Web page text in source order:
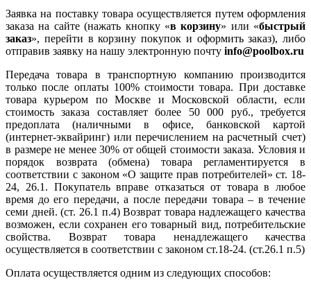
Заявка на поставку товара осуществляется путем оформления
заказа на сайте (нажать кнопку «в корзину» или «быстрый
заказ», перейти в корзину покупок и оформить заказ), либо
отправив заявку на нашу электронную почту info@poolbox.ru
Передача товара в транспортную компанию производится
только после оплаты 100% стоимости товара. При доставке
товара курьером по Москве и Московской области, если
стоимость заказа составляет более 50 000 руб., требуется
предоплата (наличными в офисе, банковской картой
(интернет-эквайринг) или перечислением на расчетный счет)
в размере не менее 30% от общей стоимости заказа. Условия и
порядок возврата (обмена) товара регламентируется в
соответствии с законом «О защите прав потребителей» ст. 18-
24, 26.1. Покупатель вправе отказаться от товара в любое
время до его передачи, а после передачи товара – в течение
семи дней. (ст. 26.1 п.4) Возврат товара надлежащего качества
возможен, если сохранен его товарный вид, потребительские
свойства. Возврат товара ненадлежащего качества
осуществляется в соответствии с законом ст.18-24. (ст.26.1 п.5)
Оплата осуществляется одним из следующих способов: